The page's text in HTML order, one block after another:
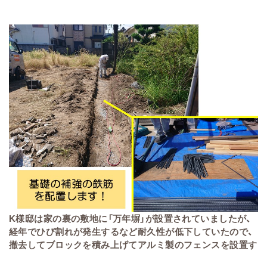
K様邸は家の裏の敷地に「万年塀」が設置されていましたが、
経年でひび割れが発生するなど耐久性が低下していたので、
撤去してブロックを積み上げてアルミ製のフェンスを設置す